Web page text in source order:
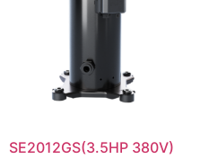
SE2012GS(3.5HP 380V)